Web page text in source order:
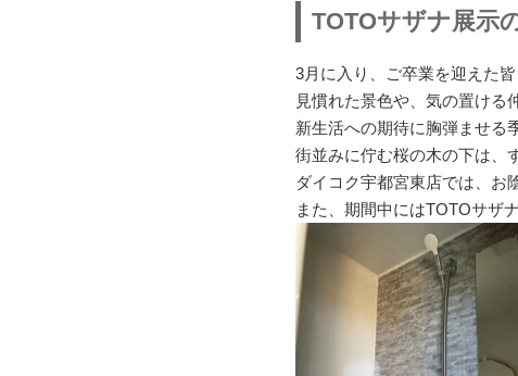
TOTOサザナ展示
3月に入り、ご卒業を迎えた
見慣れた景色や、気の置ける
新生活への期待に胸弾ませる
街並みに佇む桜の木の下は、
ダイコク宇都宮東店では、お
また、期間中にはTOTOサザ